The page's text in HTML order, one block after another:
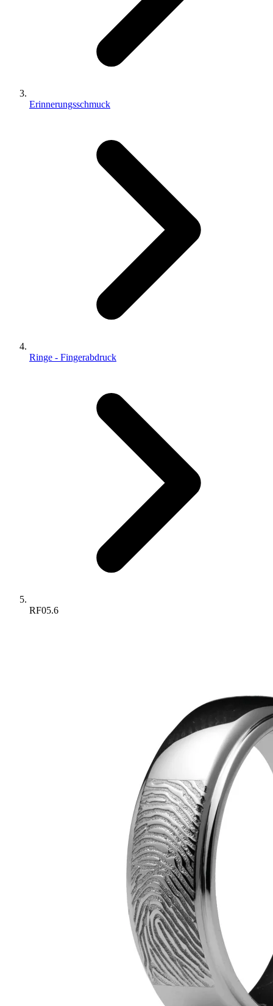
Erinnerungsschmuck
Ringe - Fingerabdruck
RF05.6